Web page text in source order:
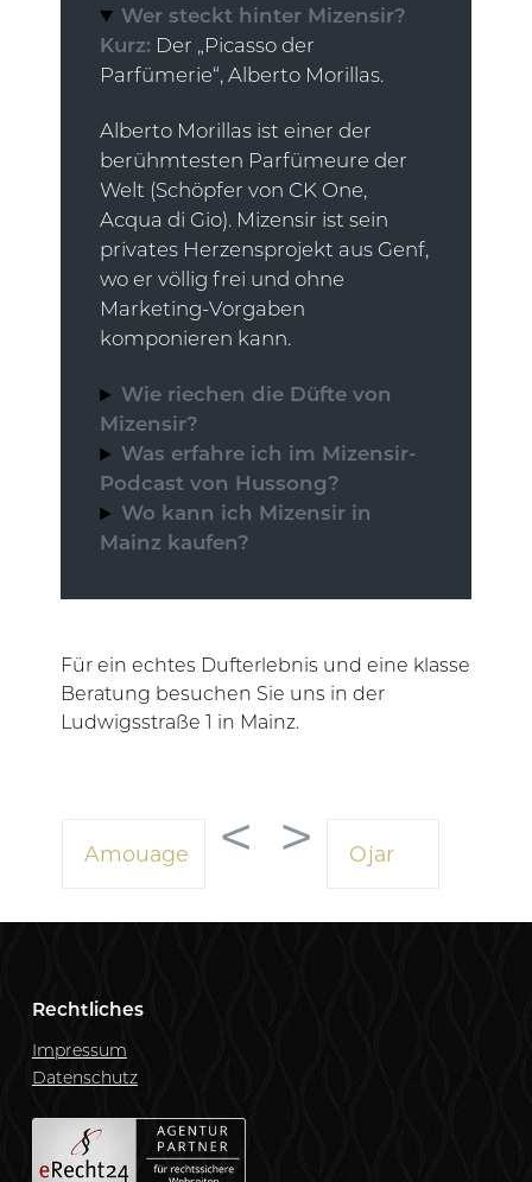
Wer steckt hinter Mizensir?
Kurz: Der „Picasso der
Parfümerie“, Alberto Morillas.
Alberto Morillas ist einer der
berühmtesten Parfümeure der
Welt (Schöpfer von CK One,
Acqua di Gio). Mizensir ist sein
privates Herzensprojekt aus Genf,
wo er völlig frei und ohne
Marketing-Vorgaben
komponieren kann.
Wie riechen die Düfte von
Mizensir?
Was erfahre ich im Mizensir-
Podcast von Hussong?
Wo kann ich Mizensir in
Mainz kaufen?
Für ein echtes Dufterlebnis und eine klasse
Beratung besuchen Sie uns in der
Ludwigsstraße 1 in Mainz.
Amouage < > Ojar
Rechtliches
Impressum
Datenschutz